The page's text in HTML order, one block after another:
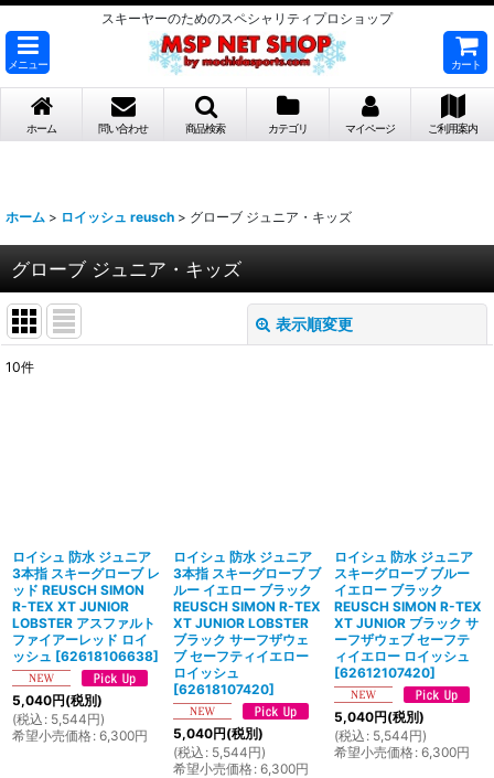
スキーヤーのためのスペシャリティプロショップ
メニュー カート
ホーム 問い合わせ 商品検索 カテゴリ マイページ ご利用案内
ホーム > ロイッシュ reusch > グローブ ジュニア・キッズ
グローブ ジュニア・キッズ
表示順変更
10件
ロイシュ 防水 ジュニア
3本指 スキーグローブ レ
ッド REUSCH SIMON
R-TEX XT JUNIOR
LOBSTER アスファルト
ファイアーレッド ロイ
ッシュ [62618106638]
5,040円(税別)
(税込 : 5,544円)
希望小売価格: 6,300円
ロイシュ 防水 ジュニア
3本指 スキーグローブ ブ
ルー イエロー ブラック
REUSCH SIMON R-TEX
XT JUNIOR LOBSTER
ブラック サーフザウェ
ブ セーフティイエロー
ロイッシュ
[62618107420]
5,040円(税別)
(税込 : 5,544円)
希望小売価格: 6,300円
ロイシュ 防水 ジュニア
スキーグローブ ブルー
イエロー ブラック
REUSCH SIMON R-TEX
XT JUNIOR ブラック サ
ーフザウェブ セーフテ
ィイエロー ロイッシュ
[62612107420]
5,040円(税別)
(税込 : 5,544円)
希望小売価格: 6,300円